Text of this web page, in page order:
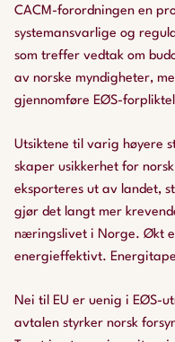
CACM-forordningen en
systemansvarlige og
som treffer vedtak om
av norske myndigheter,
gjennomføre EØS-
Utsiktene til varig høyere
skaper usikkerhet for
eksporteres ut av landet,
gjør det langt mer
næringslivet i Norge. Økt
energieffektivt.
Nei til EU er uenig i EØS-
avtalen styrker norsk